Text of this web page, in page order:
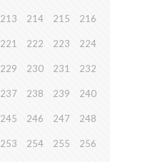
213 214 215 216
221 222 223 224
229 230 231 232
237 238 239 240
245 246 247 248
253 254 255 256